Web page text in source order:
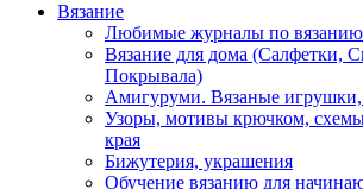
Вязание
Любимые журналы по вязанию
Вязание для дома (Салфетки,
Покрывала)
Амигуруми. Вязаные
Узоры, мотивы крючком,
края
Бижутерия, украшения
Обучение вязанию для